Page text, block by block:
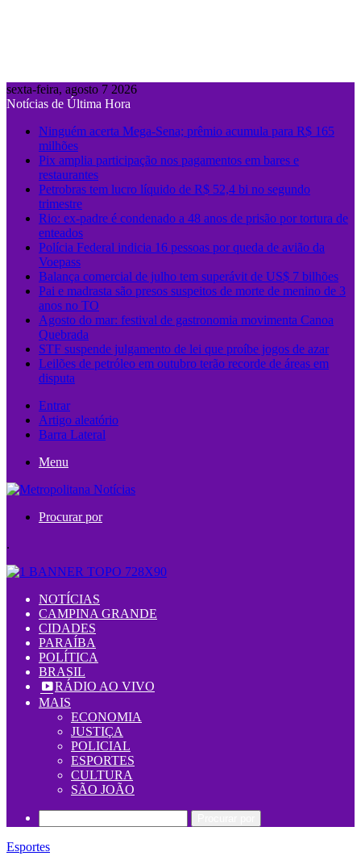
sexta-feira, agosto 7 2026
Notícias de Última Hora
Ninguém acerta Mega-Sena; prêmio acumula para R$ 165
milhões
Pix amplia participação nos pagamentos em bares e
restaurantes
Petrobras tem lucro líquido de R$ 52,4 bi no segundo
trimestre
Rio: ex-padre é condenado a 48 anos de prisão por tortura de
enteados
Polícia Federal indicia 16 pessoas por queda de avião da
Voepass
Balança comercial de julho tem superávit de US$ 7 bilhões
Pai e madrasta são presos suspeitos de morte de menino de 3
anos no TO
Agosto do mar: festival de gastronomia movimenta Canoa
Quebrada
STF suspende julgamento de lei que proíbe jogos de azar
Leilões de petróleo em outubro terão recorde de áreas em
disputa
Entrar
Artigo aleatório
Barra Lateral
Menu
Procurar por
.
NOTÍCIAS
CAMPINA GRANDE
CIDADES
PARAÍBA
POLÍTICA
BRASIL
RÁDIO AO VIVO
MAIS
ECONOMIA
JUSTIÇA
POLICIAL
ESPORTES
CULTURA
SÃO JOÃO
Esportes